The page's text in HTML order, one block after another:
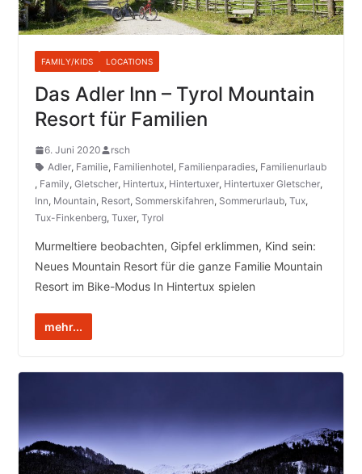
FAMILY/KIDS LOCATIONS
Das Adler Inn – Tyrol Mountain
Resort für Familien
6. Juni 2020
rsch
Adler, Familie, Familienhotel, Familienparadies, Familienurlaub
, Family, Gletscher, Hintertux, Hintertuxer, Hintertuxer Gletscher,
Inn, Mountain, Resort, Sommerskifahren, Sommerurlaub, Tux,
Tux-Finkenberg, Tuxer, Tyrol
Murmeltiere beobachten, Gipfel erklimmen, Kind sein:
Neues Mountain Resort für die ganze Familie Mountain
Resort im Bike-Modus In Hintertux spielen
mehr...